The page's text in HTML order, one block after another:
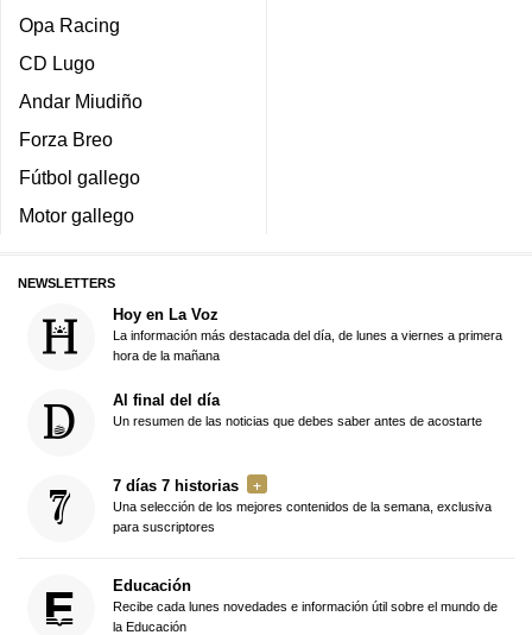
Opa Racing
CD Lugo
Andar Miudiño
Forza Breo
Fútbol gallego
Motor gallego
NEWSLETTERS
Hoy en La Voz
La información más destacada del día, de lunes a viernes a primera
hora de la mañana
Al final del día
Un resumen de las noticias que debes saber antes de acostarte
7 días 7 historias
Una selección de los mejores contenidos de la semana, exclusiva
para suscriptores
Educación
Recibe cada lunes novedades e información útil sobre el mundo de
la Educación